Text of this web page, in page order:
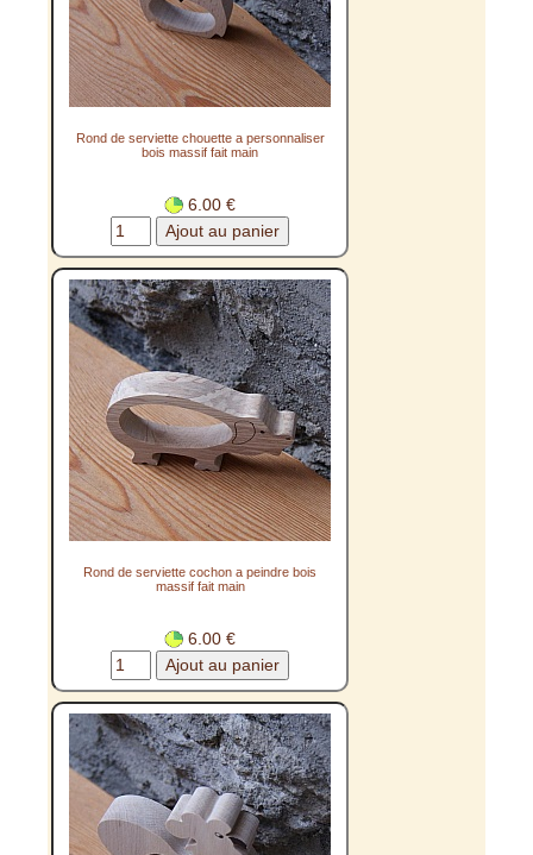
Rond de serviette chouette a personnaliser
bois massif fait main
6.00 €
Rond de serviette cochon a peindre bois
massif fait main
6.00 €